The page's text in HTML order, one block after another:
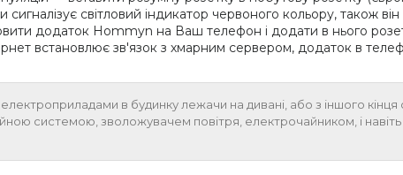
світловий індикатор червоного кольору, також
додаток Hommyn на Ваш телефон і додати в нього
встановлює зв'язок з хмарним сервером, додаток в
в будинку лежачи на дивані, або з іншого кінця
системою, зволожувачем повітря, електрочайником, і